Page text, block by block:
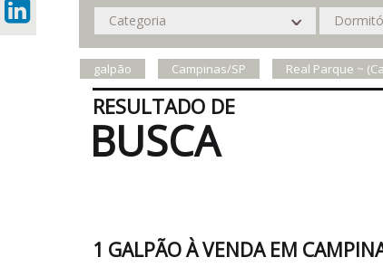
galpão Campinas/SP Real Parque ~
RESULTADO DE
BUSCA
1 GALPÃO À VENDA EM